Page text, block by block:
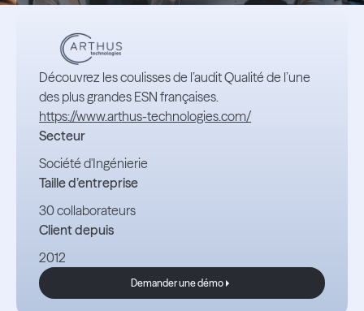
Découvrez les coulisses de l’audit Qualité de l’une
des plus grandes ESN françaises.
https://www.arthus-technologies.com/
Secteur
Société d'Ingénierie
Taille d’entreprise
30 collaborateurs
Client depuis
2012
Demander une démo
Demander une démo